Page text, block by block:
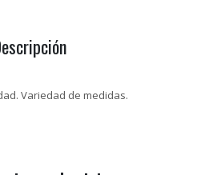
Variedad de medidas.